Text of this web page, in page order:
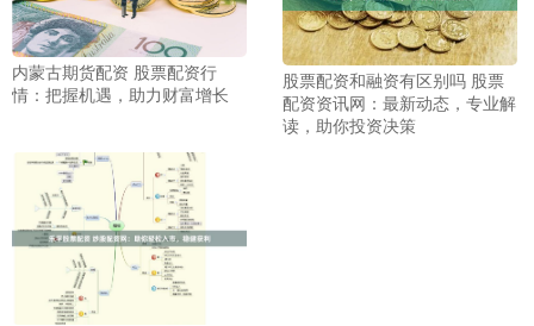
内蒙古期货配资 股票配资行
情：把握机遇，助力财富增长
股票配资和融资有区别吗 股票
配资资讯网：最新动态，专业解
读，助你投资决策